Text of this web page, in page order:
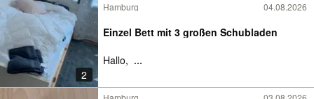
2
Hamburg 04.08.2026
Einzel Bett mit 3 großen Schubladen
Hallo, ...